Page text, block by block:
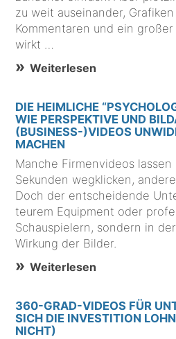
zu weit auseinander,
Kommentaren und ein
wirkt …
Weiterlesen
DIE HEIMLICHE
WIE PERSPEKTIVE UND
(BUSINESS-)VIDEOS
MACHEN
Manche Firmenvideos
Sekunden wegklicken,
Doch der entscheidende
teurem Equipment oder
Schauspielern, sondern in
Wirkung der Bilder.
Weiterlesen
360-GRAD-VIDEOS FÜR
SICH DIE INVESTITION
NICHT)